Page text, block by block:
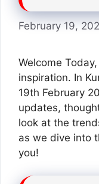
February 19,
Welcome
inspiration. In
19th February
updates,
look at the
as we dive into
you!